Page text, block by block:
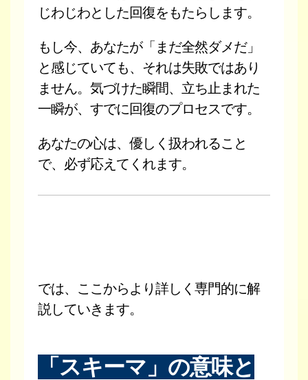
じわじわとした回復をもたらします。
もし今、あなたが「まだ全然ダメだ」
と感じていても、それは失敗ではあり
ません。気づけた瞬間、立ち止まれた
一瞬が、すでに回復のプロセスです。
あなたの心は、優しく扱われること
で、必ず応えてくれます。
では、ここからより詳しく専門的に解
説していきます。
「スキーマ」の意味と